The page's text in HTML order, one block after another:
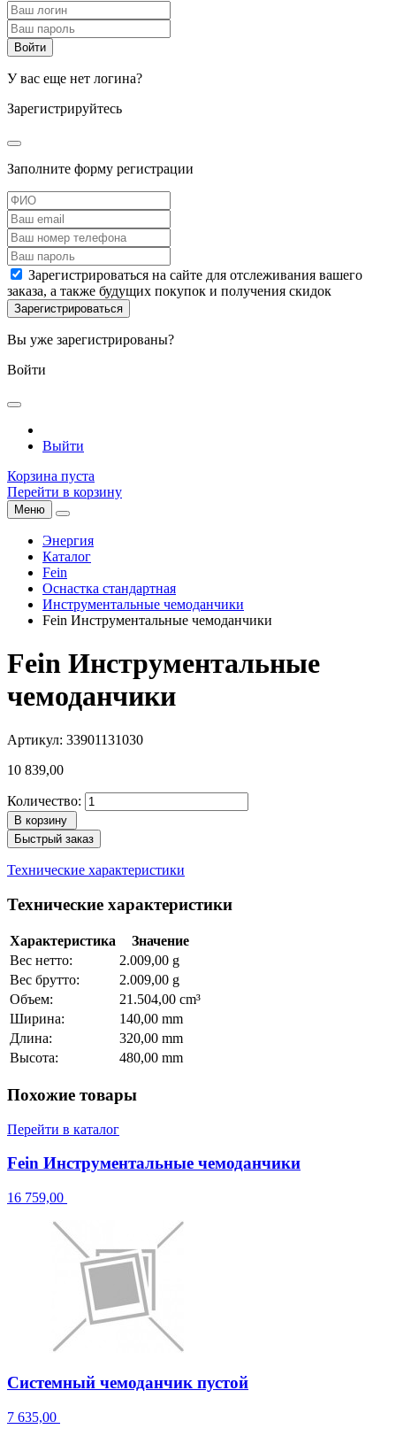
У вас еще нет логина?
Зарегистрируйтесь
Заполните форму регистрации
Зарегистрироваться на сайте для отслеживания вашего
заказа, а также будущих покупок и получения скидок
Вы уже зарегистрированы?
Войти
Выйти
Корзина пуста
Перейти в корзину
Меню
Энергия
Каталог
Fein
Оснастка стандартная
Инструментальные чемоданчики
Fein Инструментальные чемоданчики
Fein Инструментальные
чемоданчики
Артикул: 33901131030
10 839,00
Количество:
В корзину
Быстрый заказ
Технические характеристики
Технические характеристики
Характеристика
Значение
Вес нетто:
2.009,00 g
Вес брутто:
2.009,00 g
Объем:
21.504,00 cm³
Ширина:
140,00 mm
Длина:
320,00 mm
Высота:
480,00 mm
Похожие товары
Перейти в каталог
Fein Инструментальные чемоданчики
16 759,00
Системный чемоданчик пустой
7 635,00